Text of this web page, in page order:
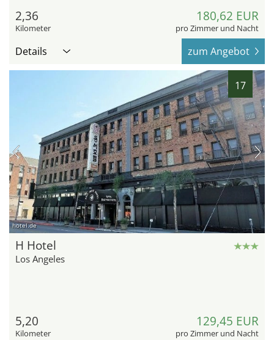
2,36
Kilometer
180,62 EUR
pro Zimmer und Nacht
Details zum Angebot
17
hotel.de
H Hotel
Los Angeles
5,20
Kilometer
129,45 EUR
pro Zimmer und Nacht